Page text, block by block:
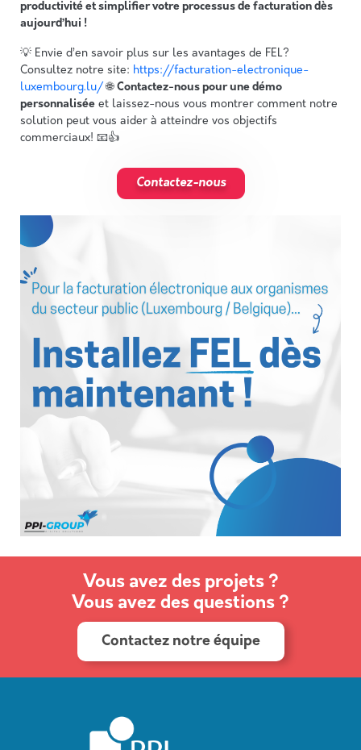
productivité et simplifier votre processus de facturation dès
aujourd’hui !
💡 Envie d’en savoir plus sur les avantages de FEL?
Consultez notre site: https://facturation-electronique-
luxembourg.lu/ 🌐 Contactez-nous pour une démo
personnalisée et laissez-nous vous montrer comment notre
solution peut vous aider à atteindre vos objectifs
commerciaux! 📧👍
Contactez-nous
Vous avez des projets ?
Vous avez des questions ?
Contactez notre équipe